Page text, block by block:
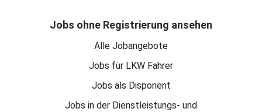
Jobs ohne Registrierung ansehen
Alle Jobangebote
Jobs für LKW Fahrer
Jobs als Disponent
Jobs in der Dienstleistungs- und